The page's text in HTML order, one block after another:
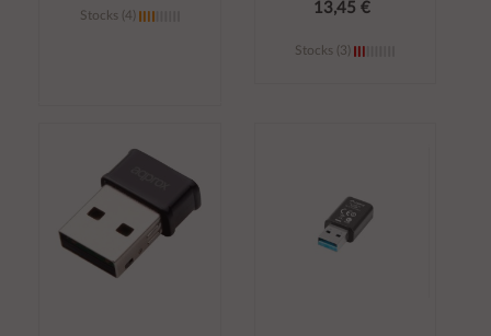
Stocks (4)
carrito
13,45 €
Stocks (3)